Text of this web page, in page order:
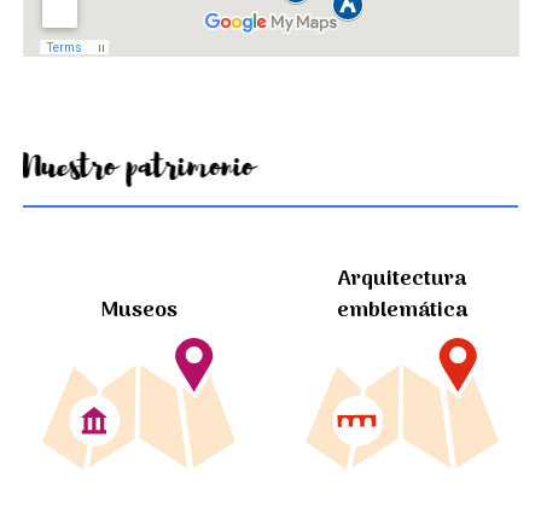
Nuestro patrimonio
Museos
Arquitectura
emblemática